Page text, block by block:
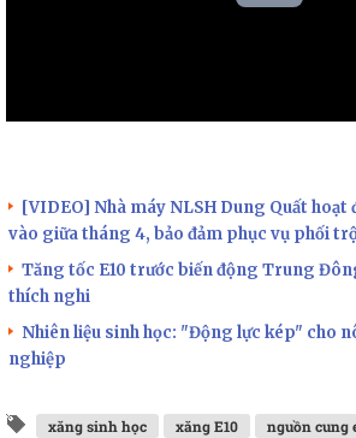
[VIDEO] Nhà máy NLSH Dung Quất
vào giữa tháng 4, bảo đảm phục vụ phối
Tăng tốc E10 trước biến động Trung
thích nghi
Nhiên liệu sinh học: "Động lực kép" cho
nghiệp
xăng sinh học xăng E10 nguồn cung